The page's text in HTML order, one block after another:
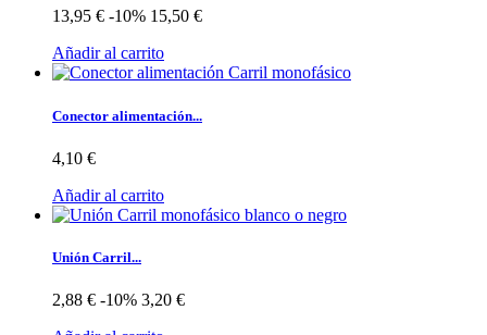
13,95 € -10% 15,50 €
Añadir al carrito
Conector alimentación...
4,10 €
Añadir al carrito
Unión Carril...
2,88 € -10% 3,20 €